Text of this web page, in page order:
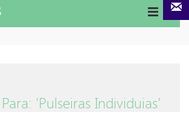
'Pulseiras Individuias'